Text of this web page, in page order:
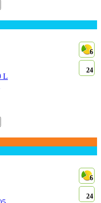
6
24
6
24